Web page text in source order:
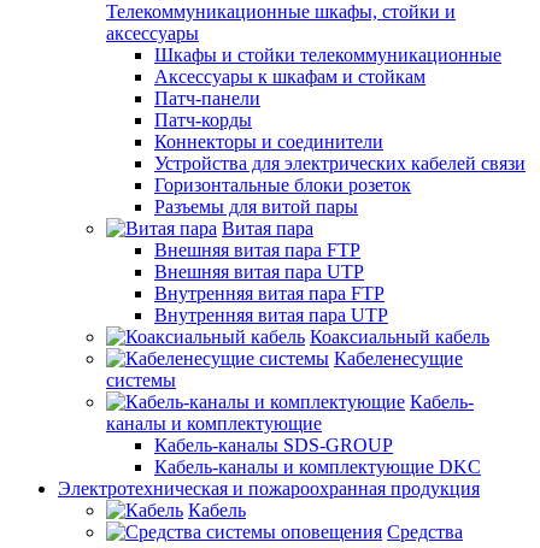
Телекоммуникационные шкафы, стойки и
аксессуары
Шкафы и стойки телекоммуникационные
Аксессуары к шкафам и стойкам
Патч-панели
Патч-корды
Коннекторы и соединители
Устройства для электрических кабелей связи
Горизонтальные блоки розеток
Разъемы для витой пары
Витая пара
Внешняя витая пара FTP
Внешняя витая пара UTP
Внутренняя витая пара FTP
Внутренняя витая пара UTP
Коаксиальный кабель
Кабеленесущие
системы
Кабель-
каналы и комплектующие
Кабель-каналы SDS-GROUP
Кабель-каналы и комплектующие DKC
Электротехническая и пожароохранная продукция
Кабель
Средства